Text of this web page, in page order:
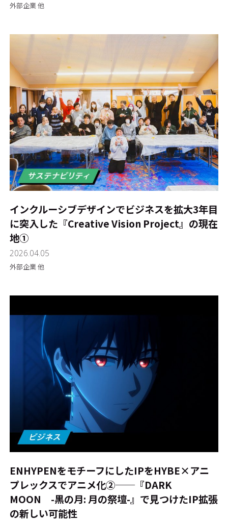
外部企業 他
インクルーシブデザインでビジネスを拡大――3年目
に突入した『Creative Vision Project』の現在
地①
2026.04.05
外部企業 他
ENHYPENをモチーフにしたIPをHYBE×アニ
プレックスでアニメ化②──『DARK
MOON -黒の月: 月の祭壇-』で見つけたIP拡張
の新しい可能性